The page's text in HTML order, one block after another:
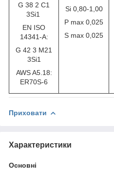
G 38 2 C1
3Si1
EN ISO
14341-A:
G 42 3 M21
3Si1
AWS A5.18:
ER70S-6
Si 0,80-1,00
P max 0,025
S max 0,025
Приховати
Характеристики
Основні